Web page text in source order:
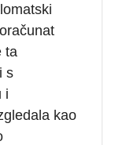
ta
s
i
kao